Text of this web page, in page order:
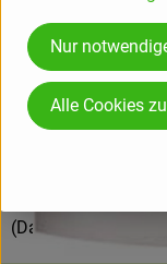
Weleda AG
D 73525
Hochwertige
Natürlich
(Daten von
Nur
Alle Cookies